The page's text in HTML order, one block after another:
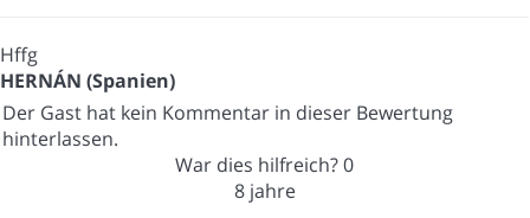
Hffg
HERNÁN (Spanien)
Der Gast hat kein Kommentar in dieser Bewertung
hinterlassen.
War dies hilfreich?0
8 jahre